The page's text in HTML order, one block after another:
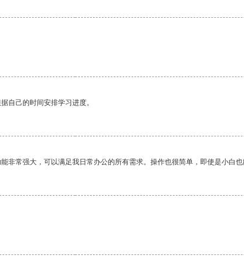
自己的时间安排学习进度。
常强大，可以满足我日常办公的所有需求。操作也很简单，即使是小白也